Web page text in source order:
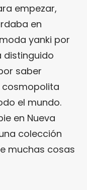
empezar,
en
yanki por
distinguido
saber
el mundo.
en Nueva
colección
muchas cosas